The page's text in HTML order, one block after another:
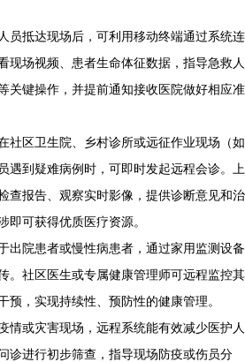
员抵达现场后，可利用移动终端通过系统连
现场视频、患者生命体征数据，指导急救人
关键操作，并提前通知接收医院做好相应准
社区卫生院、乡村诊所或远征作业现场（如
遇到疑难病例时，可即时发起远程会诊。上
查报告、观察实时影像，提供诊断意见和治
即可获得优质医疗资源。
出院患者或慢性病患者，通过家用监测设备
。社区医生或专属健康管理师可远程监控其
预，实现持续性、预防性的健康管理。
情或灾害现场，远程系统能有效减少医护人
诊进行初步筛查，指导现场防疫或伤员分